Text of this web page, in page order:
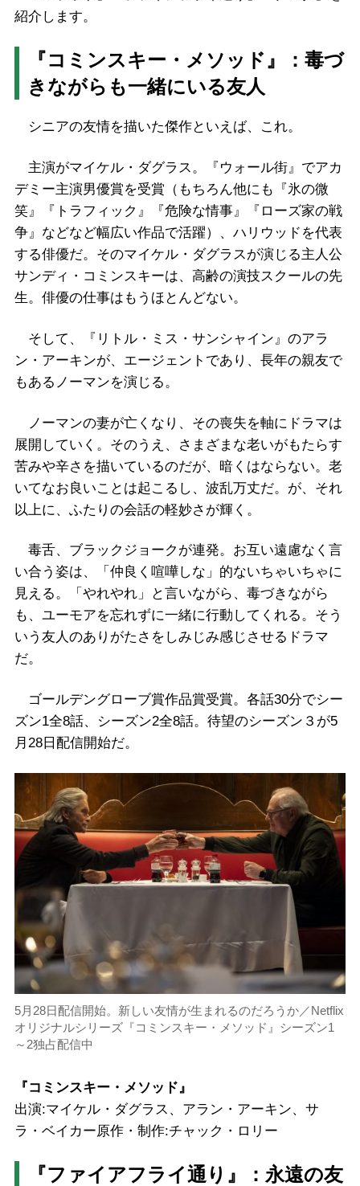
紹介します。
『コミンスキー・メソッド』：毒づ
きながらも一緒にいる友人
シニアの友情を描いた傑作といえば、これ。
主演がマイケル・ダグラス。『ウォール街』でアカ
デミー主演男優賞を受賞（もちろん他にも『氷の微
笑』『トラフィック』『危険な情事』『ローズ家の戦
争』などなど幅広い作品で活躍）、ハリウッドを代表
する俳優だ。そのマイケル・ダグラスが演じる主人公
サンディ・コミンスキーは、高齢の演技スクールの先
生。俳優の仕事はもうほとんどない。
そして、『リトル・ミス・サンシャイン』のアラ
ン・アーキンが、エージェントであり、長年の親友で
もあるノーマンを演じる。
ノーマンの妻が亡くなり、その喪失を軸にドラマは
展開していく。そのうえ、さまざまな老いがもたらす
苦みや辛さを描いているのだが、暗くはならない。老
いてなお良いことは起こるし、波乱万丈だ。が、それ
以上に、ふたりの会話の軽妙さが輝く。
毒舌、ブラックジョークが連発。お互い遠慮なく言
い合う姿は、「仲良く喧嘩しな」的ないちゃいちゃに
見える。「やれやれ」と言いながら、毒づきながら
も、ユーモアを忘れずに一緒に行動してくれる。そう
いう友人のありがたさをしみじみ感じさせるドラマ
だ。
ゴールデングローブ賞作品賞受賞。各話30分でシー
ズン1全8話、シーズン2全8話。待望のシーズン３が5
月28日配信開始だ。
5月28日配信開始。新しい友情が生まれるのだろうか／Netflix
オリジナルシリーズ『コミンスキー・メソッド』シーズン1
～2独占配信中
『コミンスキー・メソッド』
出演:マイケル・ダグラス、アラン・アーキン、サ
ラ・ベイカー原作・制作:チャック・ロリー
『ファイアフライ通り』：永遠の友